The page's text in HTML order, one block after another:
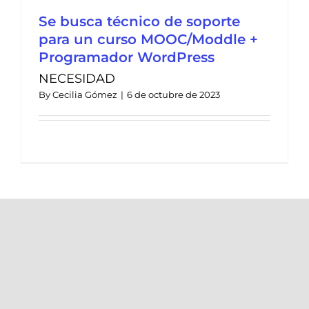
Se busca técnico de soporte
para un curso MOOC/Moddle +
Programador WordPress
NECESIDAD
ByCecilia Gómez | 6 de octubre de 2023